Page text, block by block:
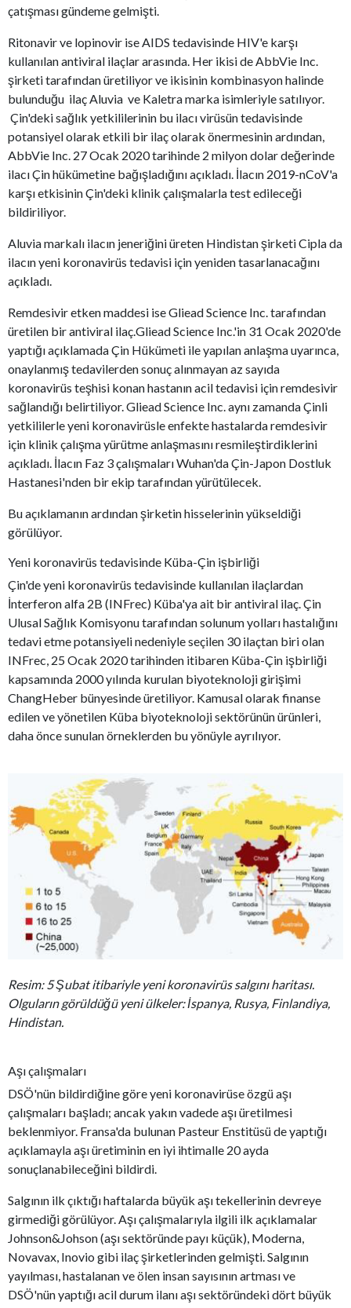
çatışması gündeme gelmişti.
Ritonavir ve lopinovir ise AIDS tedavisinde HIV'e karşı
kullanılan antiviral ilaçlar arasında. Her ikisi de AbbVie Inc.
şirketi tarafından üretiliyor ve ikisinin kombinasyon halinde
bulunduğu ilaç Aluvia ve Kaletra marka isimleriyle satılıyor.
Çin'deki sağlık yetkililerinin bu ilacı virüsün tedavisinde
potansiyel olarak etkili bir ilaç olarak önermesinin ardından,
AbbVie Inc. 27 Ocak 2020 tarihinde 2 milyon dolar değerinde
ilacı Çin hükümetine bağışladığını açıkladı. İlacın 2019-nCoV'a
karşı etkisinin Çin'deki klinik çalışmalarla test edileceği
bildiriliyor.
Aluvia markalı ilacın jeneriğini üreten Hindistan şirketi Cipla da
ilacın yeni koronavirüs tedavisi için yeniden tasarlanacağını
açıkladı.
Remdesivir etken maddesi ise Gliead Science Inc. tarafından
üretilen bir antiviral ilaç.Gliead Science Inc.'in 31 Ocak 2020'de
yaptığı açıklamada Çin Hükümeti ile yapılan anlaşma uyarınca,
onaylanmış tedavilerden sonuç alınmayan az sayıda
koronavirüs teşhisi konan hastanın acil tedavisi için remdesivir
sağlandığı belirtiliyor. Gliead Science Inc. aynı zamanda Çinli
yetkililerle yeni koronavirüsle enfekte hastalarda remdesivir
için klinik çalışma yürütme anlaşmasını resmileştirdiklerini
açıkladı. İlacın Faz 3 çalışmaları Wuhan'da Çin-Japon Dostluk
Hastanesi'nden bir ekip tarafından yürütülecek.
Bu açıklamanın ardından şirketin hisselerinin yükseldiği
görülüyor.
Yeni koronavirüs tedavisinde Küba-Çin işbirliği
Çin'de yeni koronavirüs tedavisinde kullanılan ilaçlardan
İnterferon alfa 2B (INFrec) Küba'ya ait bir antiviral ilaç. Çin
Ulusal Sağlık Komisyonu tarafından solunum yolları hastalığını
tedavi etme potansiyeli nedeniyle seçilen 30 ilaçtan biri olan
INFrec, 25 Ocak 2020 tarihinden itibaren Küba-Çin işbirliği
kapsamında 2000 yılında kurulan biyoteknoloji girişimi
ChangHeber bünyesinde üretiliyor. Kamusal olarak finanse
edilen ve yönetilen Küba biyoteknoloji sektörünün ürünleri,
daha önce sunulan örneklerden bu yönüyle ayrılıyor.
Resim: 5 Şubat itibariyle yeni koronavirüs salgını haritası.
Olguların görüldüğü yeni ülkeler: İspanya, Rusya, Finlandiya,
Hindistan.
Aşı çalışmaları
DSÖ'nün bildirdiğine göre yeni koronavirüse özgü aşı
çalışmaları başladı; ancak yakın vadede aşı üretilmesi
beklenmiyor. Fransa'da bulunan Pasteur Enstitüsü de yaptığı
açıklamayla aşı üretiminin en iyi ihtimalle 20 ayda
sonuçlanabileceğini bildirdi.
Salgının ilk çıktığı haftalarda büyük aşı tekellerinin devreye
girmediği görülüyor. Aşı çalışmalarıyla ilgili ilk açıklamalar
Johnson&Johson (aşı sektöründe payı küçük), Moderna,
Novavax, Inovio gibi ilaç şirketlerinden gelmişti. Salgının
yayılması, hastalanan ve ölen insan sayısının artması ve
DSÖ'nün yaptığı acil durum ilanı aşı sektöründeki dört büyük